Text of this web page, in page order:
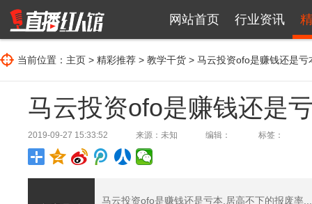
网站首页 行业资讯
当前位置： 主页 > 精彩推荐 > 教学干货 > 马云投资ofo是赚钱还是
马云投资ofo是赚钱还是
2019-09-27 15:33:52 来源：未知 编辑： 标签：
马云投资ofo是赚钱还是亏本,居高不下的报废率...